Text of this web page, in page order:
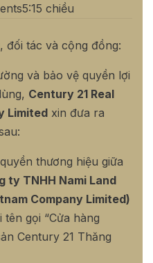
5:15 chiều
đối tác và cộng đồng:
và bảo vệ quyền lợi
Century 21 Real
Limited xin đưa ra
thương hiệu giữa
ty TNHH Nami Land
Company Limited)
gọi “Cửa hàng
Century 21 Thăng